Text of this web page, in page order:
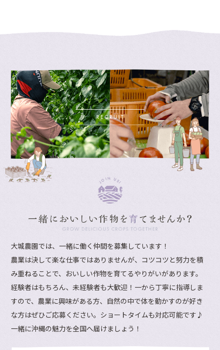
大城農園では、一緒に働く仲間を募集しています！
農業は決して楽な仕事ではありませんが、コツコツと努力を積
み重ねることで、おいしい作物を育てるやりがいがあります。
経験者はもちろん、未経験者も大歓迎！一から丁寧に指導しま
すので、農業に興味がある方、自然の中で体を動かすのが好き
な方はぜひご応募ください。ショートタイムも対応可能です♪
一緒に沖縄の魅力を全国へ届けましょう！